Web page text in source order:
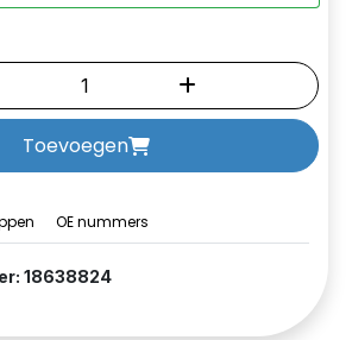
OE nummers
18638824
Toevoegen